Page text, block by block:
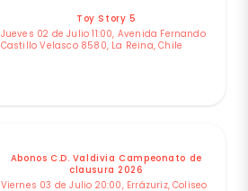
Toy Story 5
Jueves 02 de Julio 11:00, Avenida Fernando
Castillo Velasco 8580, La Reina, Chile
Abonos C.D. Valdivia Campeonato de
clausura 2026
Viernes 03 de Julio 20:00, Errázuriz, Coliseo